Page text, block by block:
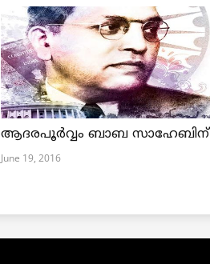
ആദരപൂര്‍വ്വം ബാബ സാഹേബിന്
June 19, 2016